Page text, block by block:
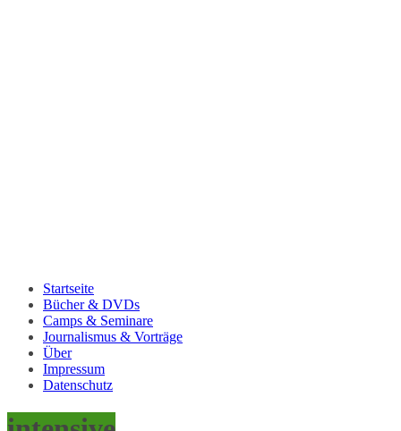
Startseite
Bücher & DVDs
Camps & Seminare
Journalismus & Vorträge
Über
Impressum
Datenschutz